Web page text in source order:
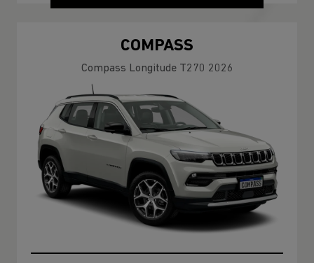
COMPASS
Compass Longitude T270 2026